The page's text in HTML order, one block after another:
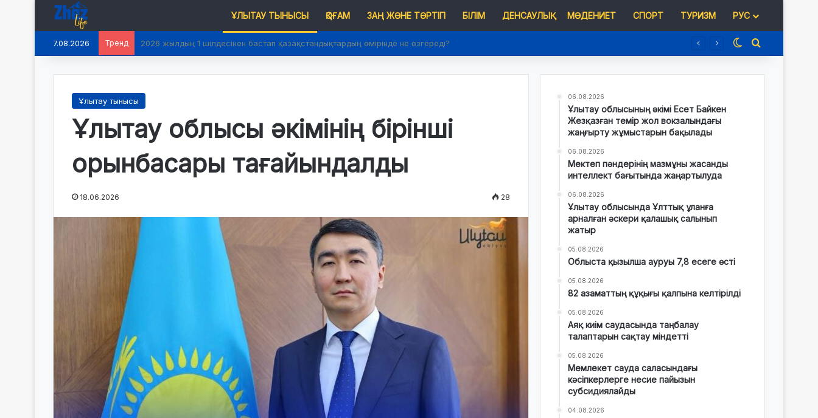
ҰЛЫТАУ ТЫНЫСЫ ҚОҒАМ ЗАҢ ЖӘНЕ ТӘРТІП БІЛІМ ДЕНСАУЛЫҚ МӘДЕНИЕТ СПОРТ ТУРИЗМ РУС
7.08.2026 Тренд 2026 жылдың 1 шілдесінен бастап қазақстандықтардың өмірінде не өзгереді? Switch skin
Іздеу
Ұлытау тынысы
Ұлытау облысы әкімінің бірінші
орынбасары тағайындалды
18.06.2026 28
06.08.2026
Ұлытау облысының әкімі Есет Байкен
Жезқазған темір жол вокзалындағы
жаңғырту жұмыстарын бақылады
06.08.2026
Мектеп пәндерінің мазмұны жасанды
интеллект бағытында жаңартылуда
06.08.2026
Ұлытау облысында Ұлттық ұланға
арналған әскери қалашық салынып
жатыр
05.08.2026
Облыста қызылша ауруы 7,8 есеге өсті
05.08.2026
82 азаматтың құқығы қалпына келтірілді
05.08.2026
Аяқ киім саудасында таңбалау
талаптарын сақтау міндетті
05.08.2026
Мемлекет сауда саласындағы
кәсіпкерлерге несие пайызын
субсидиялайды
04.08.2026